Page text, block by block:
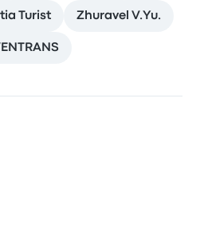
Turist Zhuravel V.Yu.